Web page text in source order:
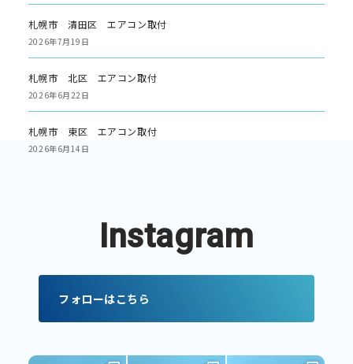
札幌市 清田区 エアコン取付
2026年7月19日
札幌市 北区 エアコン取付
2026年6月22日
札幌市 東区 エアコン取付
2026年6月14日
Instagram
フォローはこちら